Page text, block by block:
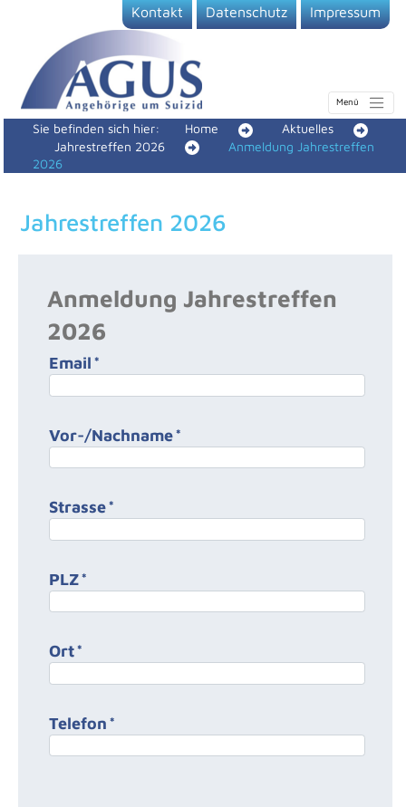
Kontakt Datenschutz Impressum
Sie befinden sich hier: Home
Aktuelles
Jahrestreffen 2026
Anmeldung Jahrestreffen
2026
Jahrestreffen 2026
Anmeldung Jahrestreffen
2026
Email*
Vor-/Nachname*
Strasse*
PLZ*
Ort*
Telefon*